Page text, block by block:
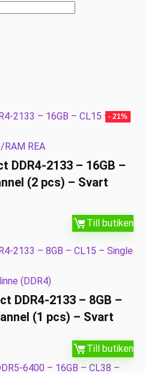
- 21%
RAM REA
DDR4-2133 – 16GB –
(2 pcs) – Svart
Till butiken
(DDR4)
DDR4-2133 – 8GB –
(1 pcs) – Svart
Till butiken